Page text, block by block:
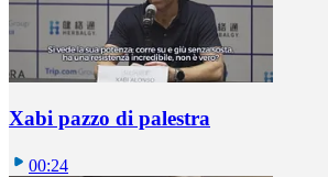
Xabi pazzo di palestra
00:24